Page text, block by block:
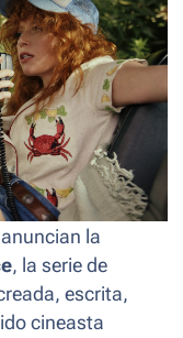
anuncian la
, la serie de
escrita,
cineasta